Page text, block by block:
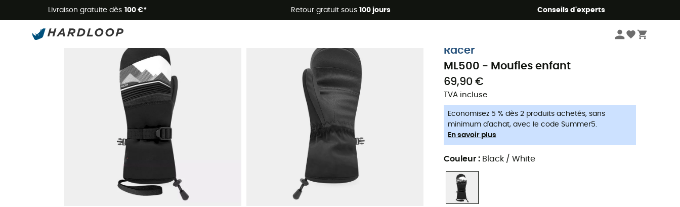
Livraison gratuite dès 100 €* Retour gratuit sous 100 jours Conseils d'experts
Promos d'été 🔥 -5 % EXTRA dès 2 produits* code Summer5
Gants & Moufles de ski
Racer
ML500 - Moufles enfant
69,90 €
TVA incluse
Economisez 5 % dès 2 produits achetés, sans
minimum d'achat, avec le code Summer5.
En savoir plus
Couleur : Black / White